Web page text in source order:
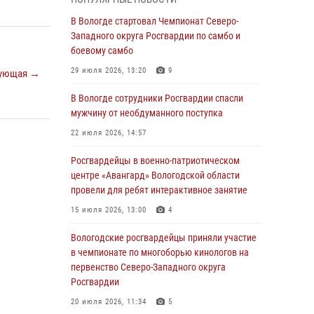
→
магазина
03 августа 2026, 09:34
В Вологде определились победители и
призеры Чемпионатов Северо-Западного
самбо
03 августа 2026, 08:54 8 1
ВНЕВЕДОМСТВЕННОЙ ОХРАНЫ РОСГВАРДИИ
В ВОЛОГОДСКОЙ ОБЛАСТИ ЗАДЕРЖАНО 23
ПРАВОНАРУШИТЕЛЯ
02 августа 2026, 10:37
Росгвардейцы в г. Соколе задержали
несовершеннолетнего нарушителя
на питбайке
31 июля 2026, 06:43
В Вологде стартовал Чемпионат Северо-
Западного округа Росгвардии по самбо и
боевому самбо
29 июля 2026, 13:20 9
В Вологде сотрудники Росгвардии спасли
мужчину от необдуманного поступка
22 июля 2026, 14:57
Росгвардейцы в военно-патриотическом
центре «Авангард» Вологодской области
провели для ребят интерактивное занятие
15 июля 2026, 13:00 4
Вологодские росгвардейцы приняли участие
в чемпионате по многоборью кинологов на
первенство Северо-Западного округа
Росгвардии
20 июля 2026, 11:34 5